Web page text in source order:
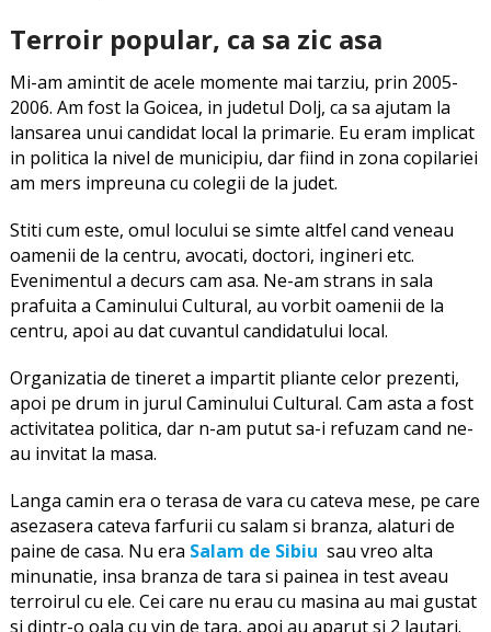
Terroir popular, ca sa zic asa
Mi-am amintit de acele momente mai tarziu, prin 2005-
2006. Am fost la Goicea, in judetul Dolj, ca sa ajutam la
lansarea unui candidat local la primarie. Eu eram implicat
in politica la nivel de municipiu, dar fiind in zona copilariei
am mers impreuna cu colegii de la judet.
Stiti cum este, omul locului se simte altfel cand veneau
oamenii de la centru, avocati, doctori, ingineri etc.
Evenimentul a decurs cam asa. Ne-am strans in sala
prafuita a Caminului Cultural, au vorbit oamenii de la
centru, apoi au dat cuvantul candidatului local.
Organizatia de tineret a impartit pliante celor prezenti,
apoi pe drum in jurul Caminului Cultural. Cam asta a fost
activitatea politica, dar n-am putut sa-i refuzam cand ne-
au invitat la masa.
Langa camin era o terasa de vara cu cateva mese, pe care
asezasera cateva farfurii cu salam si branza, alaturi de
paine de casa. Nu era Salam de Sibiu sau vreo alta
minunatie, insa branza de tara si painea in test aveau
terroirul cu ele. Cei care nu erau cu masina au mai gustat
si dintr-o oala cu vin de tara, apoi au aparut si 2 lautari.